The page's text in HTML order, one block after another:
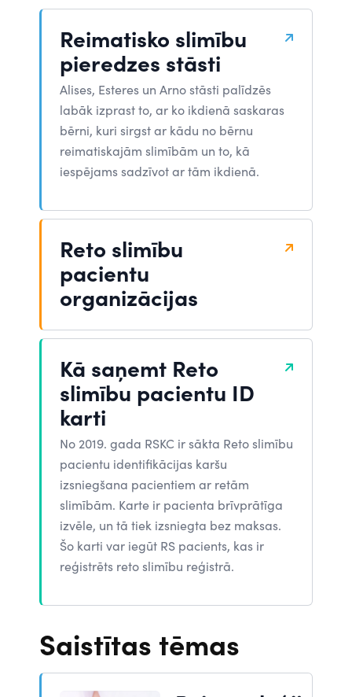
Reimatisko slimību
pieredzes stāsti
Alises, Esteres un Arno stāsti palīdzēs
labāk izprast to, ar ko ikdienā saskaras
bērni, kuri sirgst ar kādu no bērnu
reimatiskajām slimībām un to, kā
iespējams sadzīvot ar tām ikdienā.
Reto slimību
pacientu
organizācijas
Kā saņemt Reto
slimību pacientu ID
karti
No 2019. gada RSKC ir sākta Reto slimību
pacientu identifikācijas karšu
izsniegšana pacientiem ar retām
slimībām. Karte ir pacienta brīvprātīga
izvēle, un tā tiek izsniegta bez maksas.
Šo karti var iegūt RS pacients, kas ir
reģistrēts reto slimību reģistrā.
Saistītas tēmas